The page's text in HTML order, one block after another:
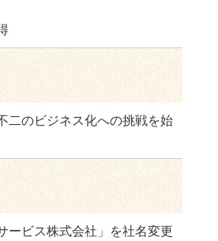
二のビジネス化への挑戦を始
ービス株式会社」を社名変更